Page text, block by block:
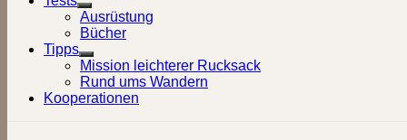
Show
sub
menu
Ausrüstung
Bücher
Tipps
Show
sub
menu
Mission leichterer Rucksack
Rund ums Wandern
Kooperationen